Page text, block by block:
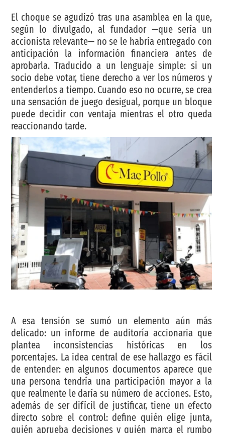
El choque se agudizó tras una asamblea en la que,
según lo divulgado, al fundador —que sería un
accionista relevante— no se le habría entregado con
anticipación la información financiera antes de
aprobarla. Traducido a un lenguaje simple: si un
socio debe votar, tiene derecho a ver los números y
entenderlos a tiempo. Cuando eso no ocurre, se crea
una sensación de juego desigual, porque un bloque
puede decidir con ventaja mientras el otro queda
reaccionando tarde.
A esa tensión se sumó un elemento aún más
delicado: un informe de auditoría accionaria que
plantea inconsistencias históricas en los
porcentajes. La idea central de ese hallazgo es fácil
de entender: en algunos documentos aparece que
una persona tendría una participación mayor a la
que realmente le daría su número de acciones. Esto,
además de ser difícil de justificar, tiene un efecto
directo sobre el control: define quién elige junta,
quién aprueba decisiones y quién marca el rumbo